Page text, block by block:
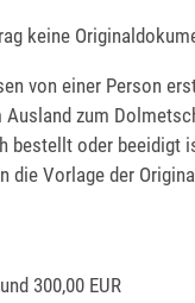
keine
von einer Person
Ausland zum
bestellt oder beeidigt
die Vorlage der
und 300,00 EUR